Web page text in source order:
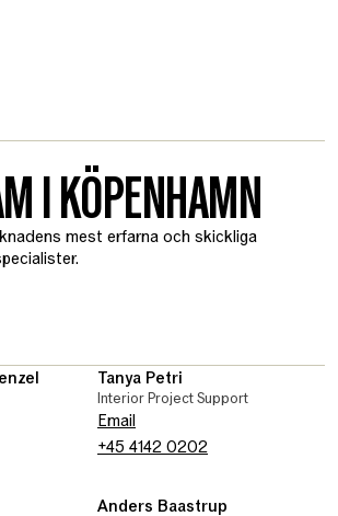
I KÖPENHAMN
mest erfarna och skickliga
Tanya Petri
Interior Project Support
Email
+45 4142 0202
Anders Baastrup